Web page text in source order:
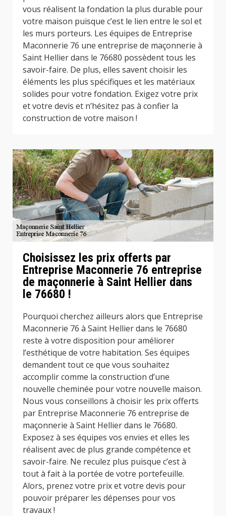
vous réalisent la fondation la plus durable pour
votre maison puisque c’est le lien entre le sol et
les murs porteurs. Les équipes de Entreprise
Maconnerie 76 une entreprise de maçonnerie à
Saint Hellier dans le 76680 possèdent tous les
savoir-faire. De plus, elles savent choisir les
éléments les plus spécifiques et les matériaux
solides pour votre fondation. Exigez votre prix
et votre devis et n’hésitez pas à confier la
construction de votre maison !
Choisissez les prix offerts par
Entreprise Maconnerie 76 entreprise
de maçonnerie à Saint Hellier dans
le 76680 !
Pourquoi cherchez ailleurs alors que Entreprise
Maconnerie 76 à Saint Hellier dans le 76680
reste à votre disposition pour améliorer
l’esthétique de votre habitation. Ses équipes
demandent tout ce que vous souhaitez
accomplir comme la construction d’une
nouvelle cheminée pour votre nouvelle maison.
Nous vous conseillons à choisir les prix offerts
par Entreprise Maconnerie 76 entreprise de
maçonnerie à Saint Hellier dans le 76680.
Exposez à ses équipes vos envies et elles les
réalisent avec de plus grande compétence et
savoir-faire. Ne reculez plus puisque c’est à
tout à fait à la portée de votre portefeuille.
Alors, prenez votre prix et votre devis pour
pouvoir préparer les dépenses pour vos
travaux !